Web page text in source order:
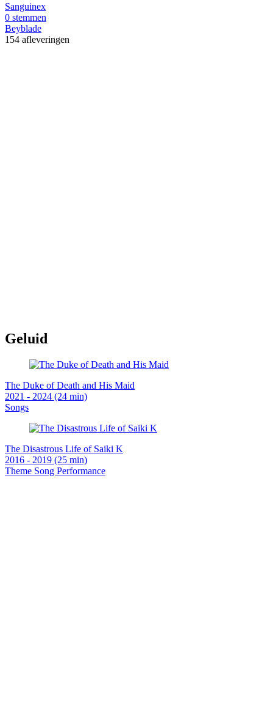
Sanguinex
0 stemmen
Beyblade
154 afleveringen
Geluid
The Duke of Death and His Maid
2021 - 2024 (24 min)
Songs
The Disastrous Life of Saiki K
2016 - 2019 (25 min)
Theme Song Performance